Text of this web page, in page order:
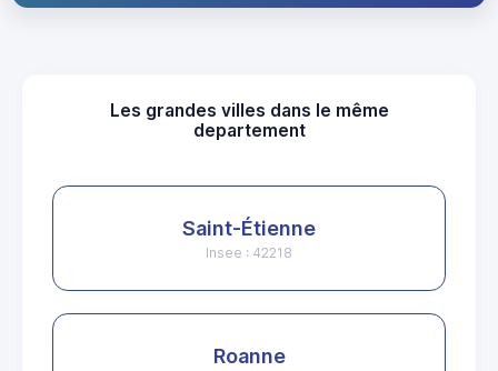
Les grandes villes dans le même
departement
Saint-Étienne
Insee : 42218
Roanne